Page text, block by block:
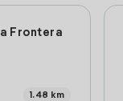
Frontera
1.48 km